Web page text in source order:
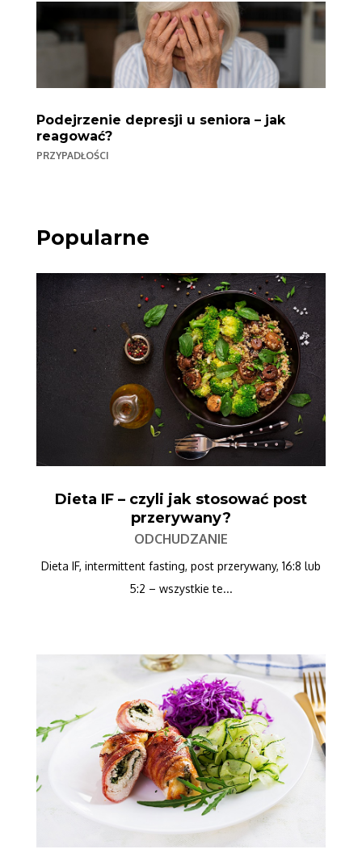
Podejrzenie depresji u seniora – jak
reagować?
PRZYPADŁOŚCI
Popularne
Dieta IF – czyli jak stosować post
przerywany?
ODCHUDZANIE
Dieta IF, intermittent fasting, post przerywany, 16:8 lub
5:2 – wszystkie te...